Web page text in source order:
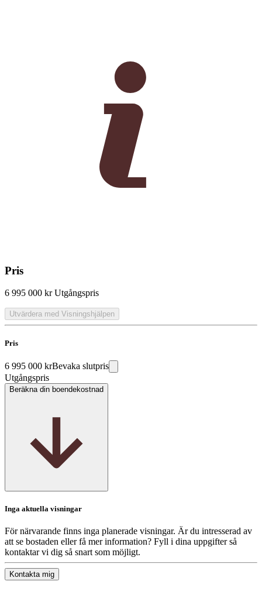
Pris
6 995 000 kr Utgångspris
Utvärdera med Visningshjälpen
Pris
6 995 000 krBevaka slutpris
Utgångspris
Beräkna din boendekostnad
Inga aktuella visningar
För närvarande finns inga planerade visningar. Är du intresserad av
att se bostaden eller få mer information? Fyll i dina uppgifter så
kontaktar vi dig så snart som möjligt.
Kontakta mig